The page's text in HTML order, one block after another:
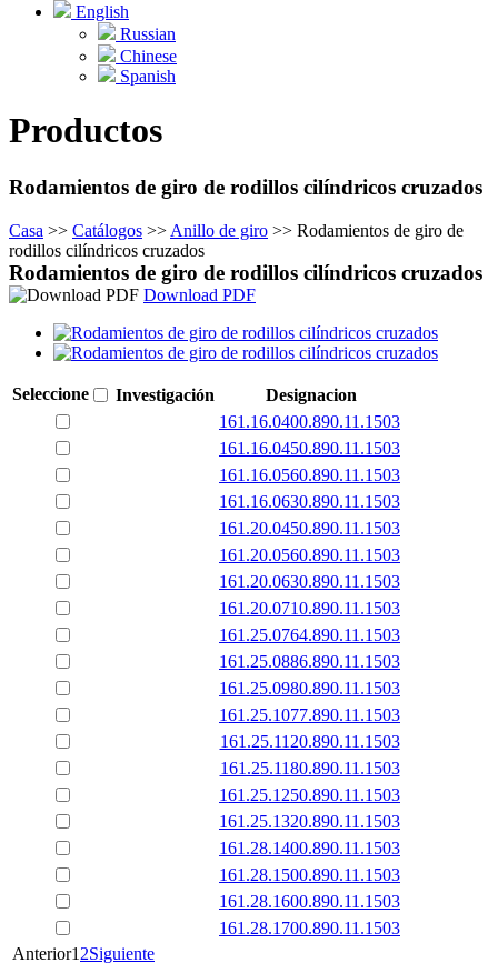
English
Russian
Chinese
Spanish
Productos
Rodamientos de giro de rodillos cilíndricos cruzados
Casa >> Catálogos >> Anillo de giro >> Rodamientos de giro de
rodillos cilíndricos cruzados
Rodamientos de giro de rodillos cilíndricos cruzados
Download PDF
Seleccione Investigación
Designacion
161.16.0400.890.11.1503
161.16.0450.890.11.1503
161.16.0560.890.11.1503
161.16.0630.890.11.1503
161.20.0450.890.11.1503
161.20.0560.890.11.1503
161.20.0630.890.11.1503
161.20.0710.890.11.1503
161.25.0764.890.11.1503
161.25.0886.890.11.1503
161.25.0980.890.11.1503
161.25.1077.890.11.1503
161.25.1120.890.11.1503
161.25.1180.890.11.1503
161.25.1250.890.11.1503
161.25.1320.890.11.1503
161.28.1400.890.11.1503
161.28.1500.890.11.1503
161.28.1600.890.11.1503
161.28.1700.890.11.1503
Anterior1 2Siguiente